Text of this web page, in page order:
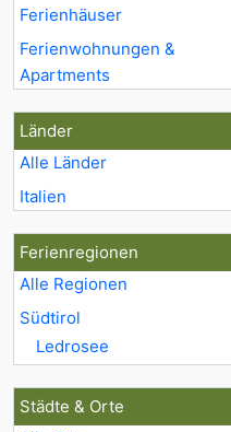
Ferienhäuser
Ferienwohnungen &
Apartments
Länder
Alle Länder
Italien
Ferienregionen
Alle Regionen
Südtirol
Ledrosee
Städte & Orte